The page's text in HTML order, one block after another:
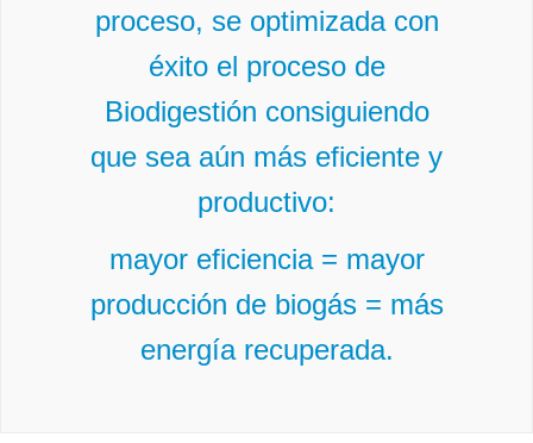
proceso, se optimizada con
éxito el proceso de
Biodigestión consiguiendo
que sea aún más eficiente y
productivo:
mayor eficiencia = mayor
producción de biogás = más
energía recuperada.